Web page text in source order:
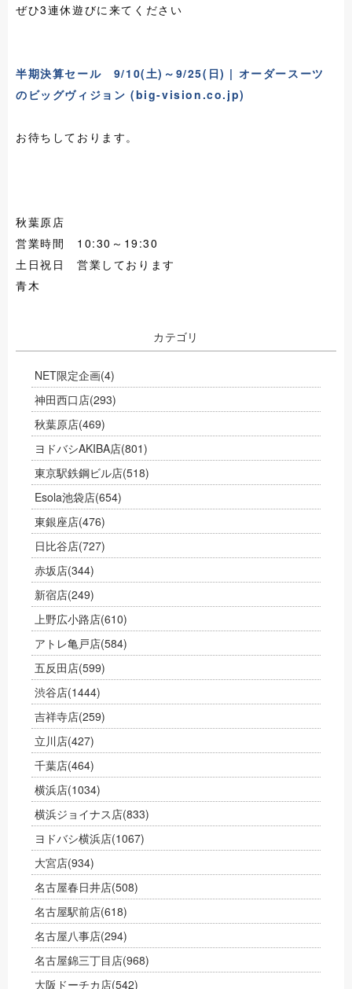
ぜひ3連休遊びに来てください
半期決算セール 9/10(土)～9/25(日) | オーダースーツ
のビッグヴィジョン (big-vision.co.jp)
お待ちしております。
秋葉原店
営業時間 10:30～19:30
土日祝日 営業しております
青木
カテゴリ
NET限定企画(4)
神田西口店(293)
秋葉原店(469)
ヨドバシAKIBA店(801)
東京駅鉄鋼ビル店(518)
Esola池袋店(654)
東銀座店(476)
日比谷店(727)
赤坂店(344)
新宿店(249)
上野広小路店(610)
アトレ亀戸店(584)
五反田店(599)
渋谷店(1444)
吉祥寺店(259)
立川店(427)
千葉店(464)
横浜店(1034)
横浜ジョイナス店(833)
ヨドバシ横浜店(1067)
大宮店(934)
名古屋春日井店(508)
名古屋駅前店(618)
名古屋八事店(294)
名古屋錦三丁目店(968)
大阪ドーチカ店(542)